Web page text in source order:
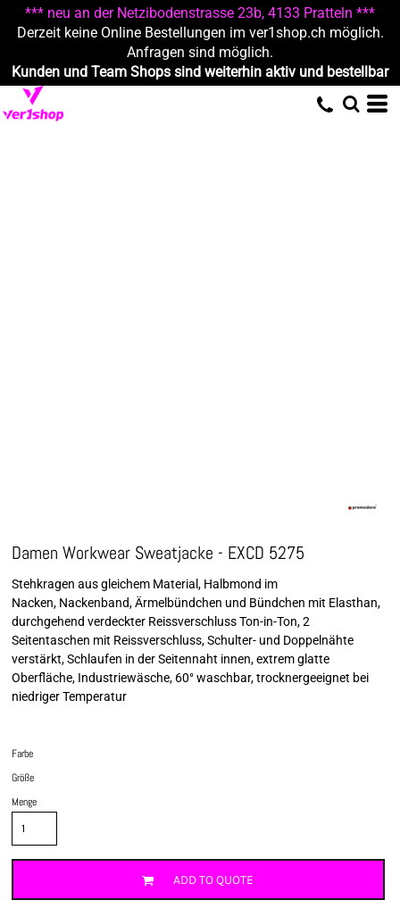
*** neu an der Netzibodenstrasse 23b, 4133 Pratteln ***
Derzeit keine Online Bestellungen im ver1shop.ch möglich.
Anfragen sind möglich.
Kunden und Team Shops sind weiterhin aktiv und bestellbar
Damen Workwear Sweatjacke - EXCD 5275
Stehkragen aus gleichem Material, Halbmond im
Nacken, Nackenband, Ärmelbündchen und Bündchen mit Elasthan,
durchgehend verdeckter Reissverschluss Ton-in-Ton, 2
Seitentaschen mit Reissverschluss, Schulter- und Doppelnähte
verstärkt, Schlaufen in der Seitennaht innen, extrem glatte
Oberfläche, Industriewäsche, 60° waschbar, trocknergeeignet bei
niedriger Temperatur
Farbe
Größe
Menge
ADD TO QUOTE